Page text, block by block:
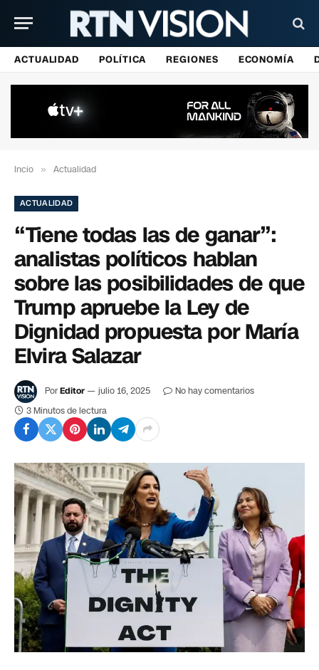
ACTUALIDAD POLÍTICA REGIONES ECONOMÍA
Incio » Actualidad
ACTUALIDAD
“Tiene todas las de ganar”:
analistas políticos hablan
sobre las posibilidades de que
Trump apruebe la Ley de
Dignidad propuesta por María
Elvira Salazar
PorEditor julio 16, 2025
No hay comentarios
3 Minutos de lectura